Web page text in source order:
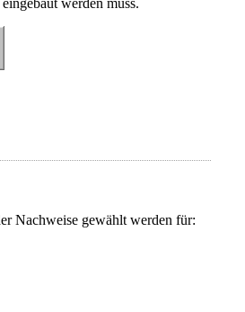
eingebaut werden muss.
Nachweise gewählt werden für: